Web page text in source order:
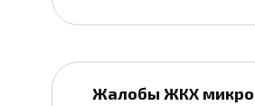
Жалобы ЖКХ